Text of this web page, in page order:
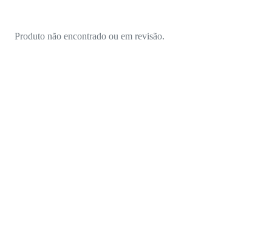
Produto não encontrado ou em revisão.